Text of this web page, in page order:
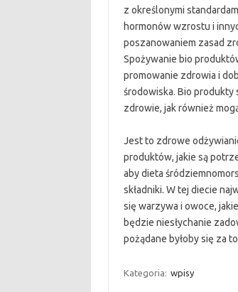
z określonymi
hormonów wzrostu i
poszanowaniem zasad
Spożywanie bio
promowanie zdrowia i
środowiska. Bio produkty
zdrowie, jak również
Jest to zdrowe
produktów, jakie są
aby dieta
składniki. W tej diecie
się warzywa i owoce,
będzie niesłychanie
pożądane byłoby się za
Kategoria: wpisy